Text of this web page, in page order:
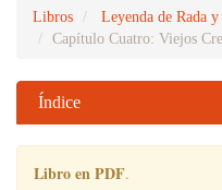
Libros
Leyenda de Rada
Capítulo Cuatro: Viejos
Índice
Libro en PDF.